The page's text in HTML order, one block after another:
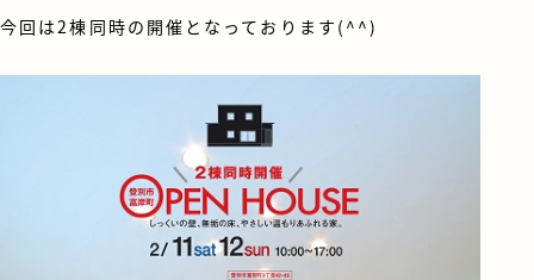
今回は2棟同時の開催となっております(^^)